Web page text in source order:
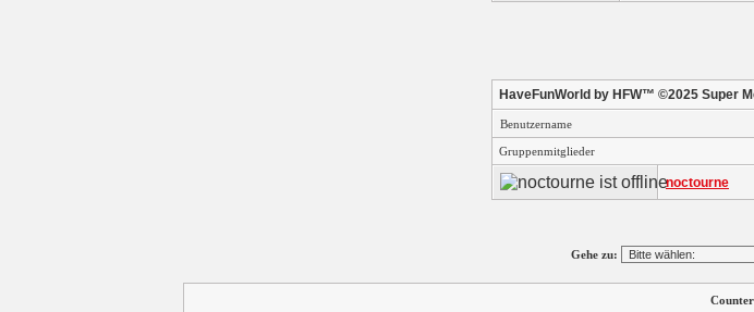
HaveFunWorld by HFW™ ©2025 Super
Benutzername
Gruppenmitglieder
noctourne
Gehe zu:
Counter